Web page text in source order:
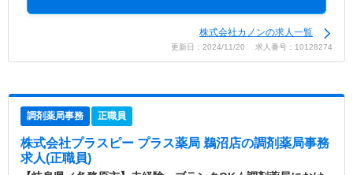
株式会社カノンの求人一覧
更新日：2024/11/20 求人番号：10128274
調剤薬局事務 正職員
株式会社プラスピー プラス薬局 鵜沼店の調剤薬局事務
求人(正職員)